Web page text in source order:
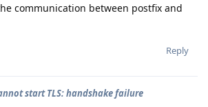
communication between postfix and
Reply
start TLS: handshake failure